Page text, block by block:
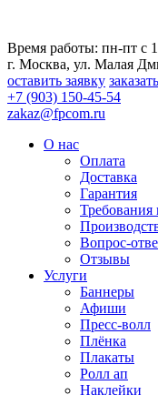
Время работы: пн-пт с
г. Москва, ул. Малая
оставить заявку
+7 (903) 150-45-54
zakaz@fpcom.ru
О нас
Оплата
Доставка
Гарантия
Требования
Вопрос-
Отзывы
Услуги
Баннеры
Афиши
Пресс-волл
Плёнка
Плакаты
Ролл ап
Наклейки